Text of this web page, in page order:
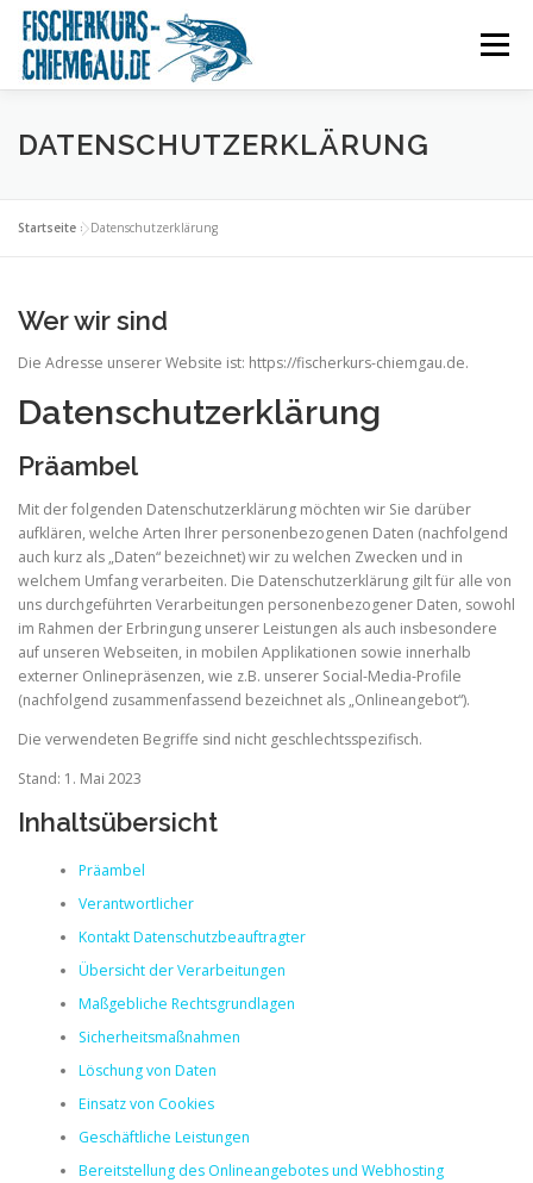
Zum
Inhalt
springen
Menü
KURSANGEBOT LERNINHALTE BILDER
KONTAKT ÜBER MICH
IMPRESSUM
DATENSCHUTZERKLÄRUNG
Startseite »Datenschutzerklärung
Wer wir sind
Die Adresse unserer Website ist: https://fischerkurs-chiemgau.de.
Datenschutzerklärung
Präambel
Mit der folgenden Datenschutzerklärung möchten wir Sie darüber
aufklären, welche Arten Ihrer personenbezogenen Daten (nachfolgend
auch kurz als „Daten“ bezeichnet) wir zu welchen Zwecken und in
welchem Umfang verarbeiten. Die Datenschutzerklärung gilt für alle von
uns durchgeführten Verarbeitungen personenbezogener Daten, sowohl
im Rahmen der Erbringung unserer Leistungen als auch insbesondere
auf unseren Webseiten, in mobilen Applikationen sowie innerhalb
externer Onlinepräsenzen, wie z.B. unserer Social-Media-Profile
(nachfolgend zusammenfassend bezeichnet als „Onlineangebot“).
Die verwendeten Begriffe sind nicht geschlechtsspezifisch.
Stand: 1. Mai 2023
Inhaltsübersicht
Präambel
Verantwortlicher
Kontakt Datenschutzbeauftragter
Übersicht der Verarbeitungen
Maßgebliche Rechtsgrundlagen
Sicherheitsmaßnahmen
Löschung von Daten
Einsatz von Cookies
Geschäftliche Leistungen
Bereitstellung des Onlineangebotes und Webhosting